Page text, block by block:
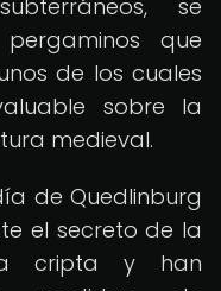
se
que
de los cuales
sobre la
medieval.
de Quedlinburg
el secreto de la
cripta y han